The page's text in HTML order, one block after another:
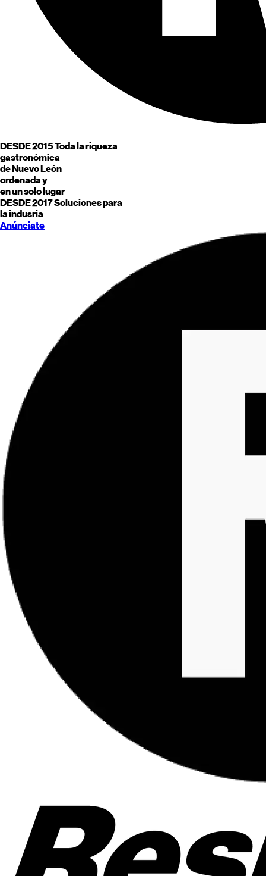
DESDE 2015Toda la riqueza
gastronómica
deNuevo León
ordenada y
en un solo lugar
DESDE 2017Soluciones para
la indusria
Anúnciate